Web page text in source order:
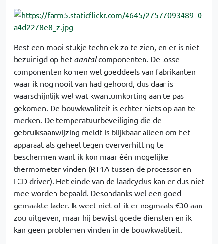
Best een mooi stukje techniek zo te zien, en er is niet
bezuinigd op het aantalcomponenten. De losse
componenten komen wel goeddeels van fabrikanten
waar ik nog nooit van had gehoord, dus daar is
waarschijnlijk wel wat kwantumkorting aan te pas
gekomen. De bouwkwaliteit is echter niets op aan te
merken. De temperatuurbeveiliging die de
gebruiksaanwijzing meldt is blijkbaar alleen om het
apparaat als geheel tegen oververhitting te
beschermen want ik kon maar één mogelijke
thermometer vinden (RT1A tussen de processor en
LCD driver). Het einde van de laadcyclus kan er dus niet
mee worden bepaald. Desondanks wel een goed
gemaakte lader. Ik weet niet of ik er nogmaals €30 aan
zou uitgeven, maar hij bewijst goede diensten en ik
kan geen problemen vinden in de bouwkwaliteit.